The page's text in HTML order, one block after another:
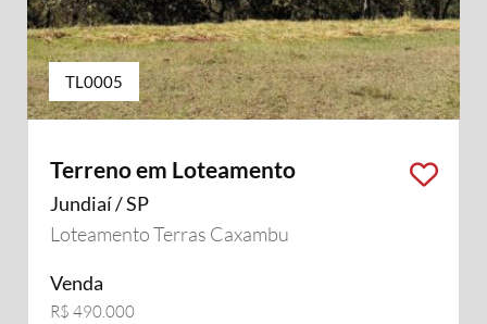
TL0005
Terreno em Loteamento
Jundiaí / SP
Loteamento Terras Caxambu
Venda
R$ 490.000